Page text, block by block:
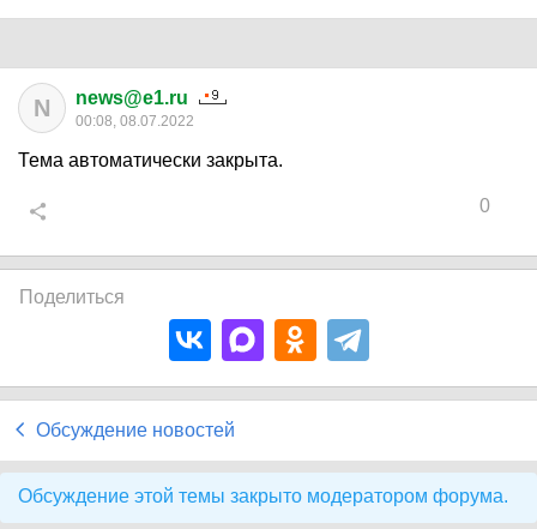
N news@e1.ru
00:08, 08.07.2022
Тема автоматически закрыта.
0
Поделиться
Обсуждение новостей
Обсуждение этой темы закрыто модератором форума.